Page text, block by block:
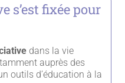
s’est fixée pour
dans la vie
auprès des
outils d’éducation à la